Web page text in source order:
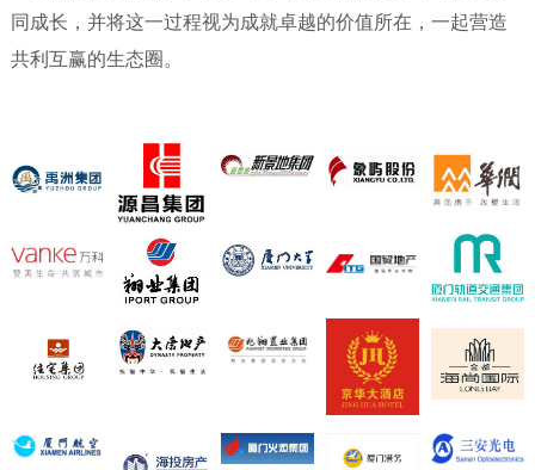
同成长，并将这一过程视为成就卓越的价值所在，一起营造
共利互赢的生态圈。